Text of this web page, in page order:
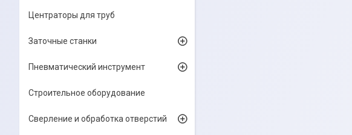
Центраторы для труб
Заточные станки
Пневматический инструмент
Строительное оборудование
Сверление и обработка отверстий